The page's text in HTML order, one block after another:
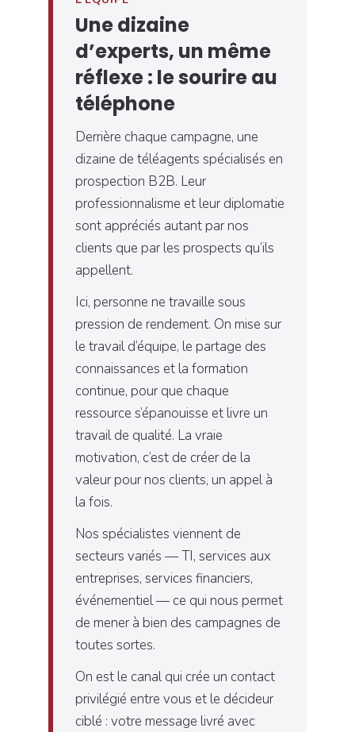
Une dizaine
d’experts, un même
réflexe : le sourire au
téléphone
Derrière chaque campagne, une
dizaine de téléagents spécialisés en
prospection B2B. Leur
professionnalisme et leur diplomatie
sont appréciés autant par nos
clients que par les prospects qu’ils
appellent.
Ici, personne ne travaille sous
pression de rendement. On mise sur
le travail d’équipe, le partage des
connaissances et la formation
continue, pour que chaque
ressource s’épanouisse et livre un
travail de qualité. La vraie
motivation, c’est de créer de la
valeur pour nos clients, un appel à
la fois.
Nos spécialistes viennent de
secteurs variés — TI, services aux
entreprises, services financiers,
événementiel — ce qui nous permet
de mener à bien des campagnes de
toutes sortes.
On est le canal qui crée un contact
privilégié entre vous et le décideur
ciblé : votre message livré avec